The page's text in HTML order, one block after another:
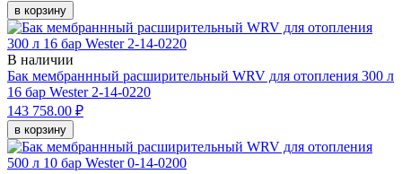
в корзину
В наличии
Бак мембраннный расширительный WRV для отопления 300 л
16 бар Wester 2-14-0220
143 758.00 ₽
в корзину